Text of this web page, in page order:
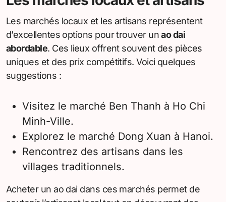
Les marchés locaux et les artisans représentent
d’excellentes options pour trouver unao dai
abordable. Ces lieux offrent souvent des pièces
uniques et des prix compétitifs. Voici quelques
suggestions :
Visitez le marché Ben Thanh à Ho Chi
Minh-Ville.
Explorez le marché Dong Xuan à Hanoi.
Rencontrez des artisans dans les
villages traditionnels.
Acheter un ao dai dans ces marchés permet de